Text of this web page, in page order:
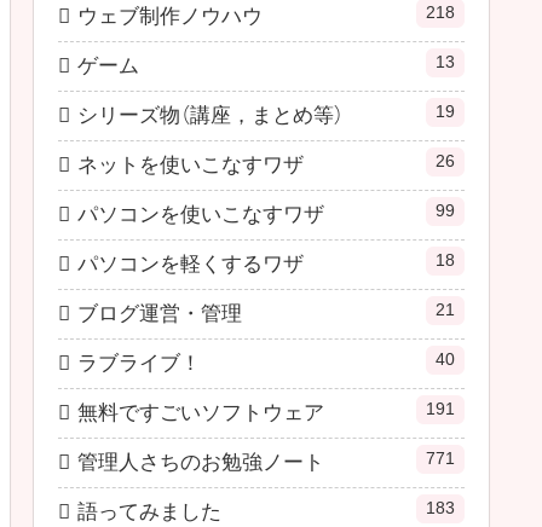
ウェブ制作ノウハウ 218
ゲーム 13
シリーズ物（講座，まとめ等） 19
ネットを使いこなすワザ 26
パソコンを使いこなすワザ 99
パソコンを軽くするワザ 18
ブログ運営・管理 21
ラブライブ！ 40
無料ですごいソフトウェア 191
管理人さちのお勉強ノート 771
語ってみました 183